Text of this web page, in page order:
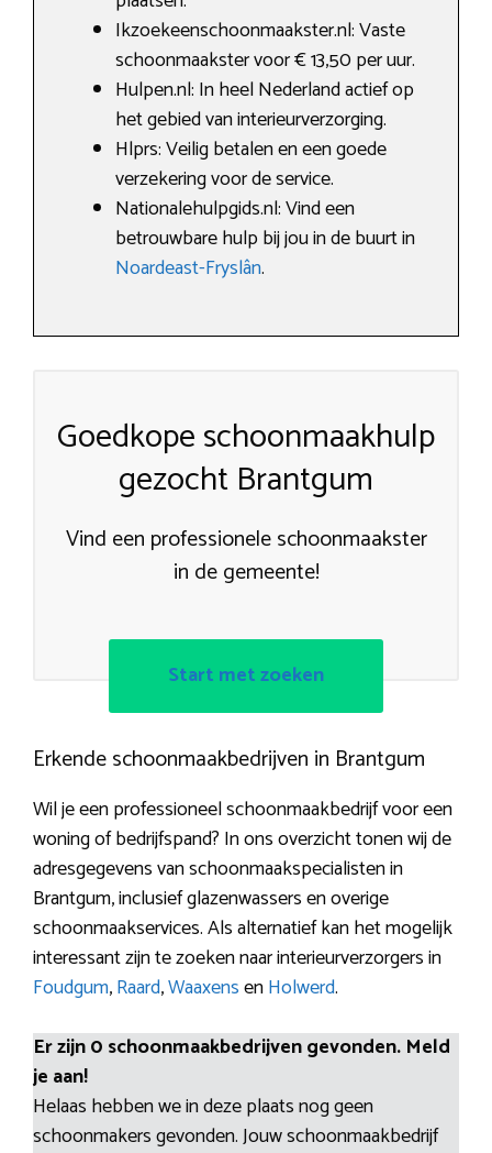
Ikzoekeenschoonmaakster.nl: Vaste
schoonmaakster voor € 13,50 per uur.
Hulpen.nl: In heel Nederland actief op
het gebied van interieurverzorging.
Hlprs: Veilig betalen en een goede
verzekering voor de service.
Nationalehulpgids.nl: Vind een
betrouwbare hulp bij jou in de buurt in
Noardeast-Fryslân.
Goedkope schoonmaakhulp
gezocht Brantgum
Vind een professionele schoonmaakster
in de gemeente!
Start met zoeken
Erkende schoonmaakbedrijven in Brantgum
Wil je een professioneel schoonmaakbedrijf voor een
woning of bedrijfspand? In ons overzicht tonen wij de
adresgegevens van schoonmaakspecialisten in
Brantgum, inclusief glazenwassers en overige
schoonmaakservices. Als alternatief kan het mogelijk
interessant zijn te zoeken naar interieurverzorgers in
Foudgum,Raard,WaaxensenHolwerd.
Er zijn 0 schoonmaakbedrijven gevonden. Meld
je aan!
Helaas hebben we in deze plaats nog geen
schoonmakers gevonden. Jouw schoonmaakbedrijf